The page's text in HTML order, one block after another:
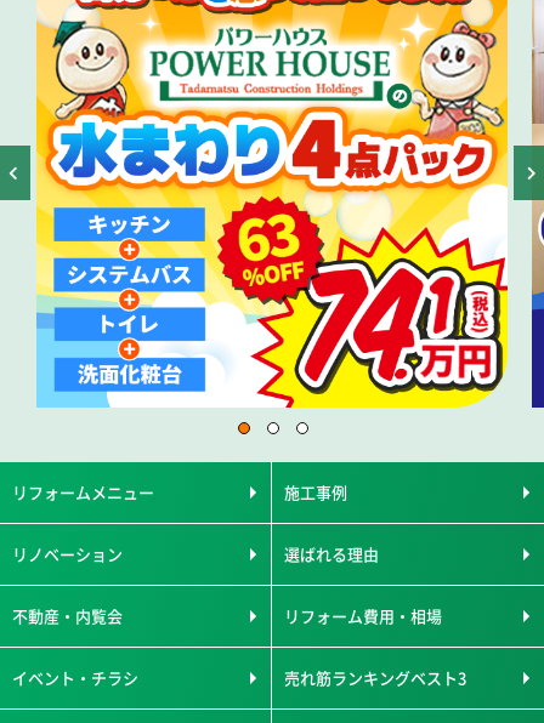
リフォームメニュー 施工事例
リノベーション 選ばれる理由
不動産・内覧会 リフォーム費用・相場
イベント・チラシ 売れ筋ランキングベスト3